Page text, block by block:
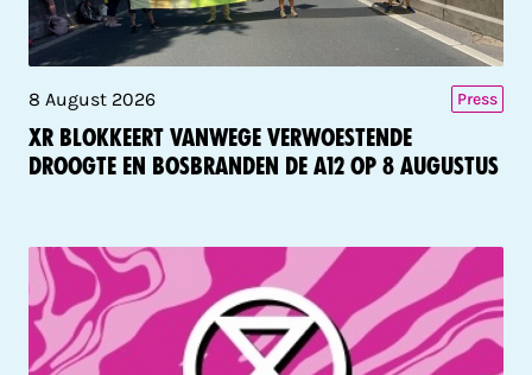
8 August 2026 Press
XR blokkeert vanwege verwoestende
droogte en bosbranden de A12 op 8 augustus